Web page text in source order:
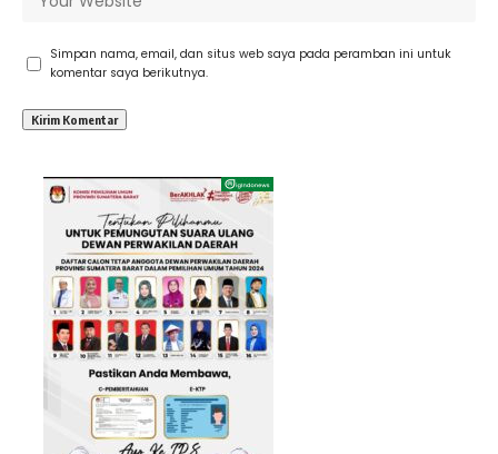
Simpan nama, email, dan situs web saya pada peramban ini untuk
komentar saya berikutnya.